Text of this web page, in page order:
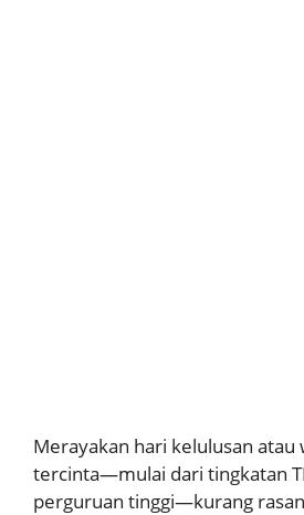
Merayakan hari kelulusan atau
tercinta—mulai dari tingkatan
perguruan tinggi—kurang